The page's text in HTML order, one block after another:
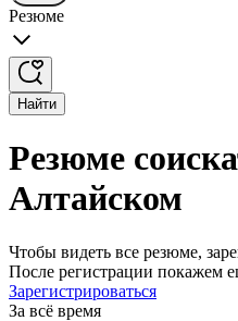
Резюме
Найти
Резюме
Алтайском
Чтобы видеть все резюме,
После регистрации покажем
Зарегистрироваться
За всё время